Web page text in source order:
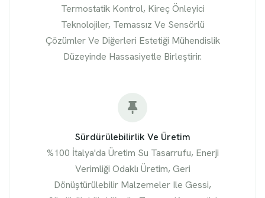
Termostatik Kontrol, Kireç Önleyici
Teknolojiler, Temassız Ve Sensörlü
Çözümler Ve Diğerleri Estetiği Mühendislik
Düzeyinde Hassasiyetle Birleştirir.
Sürdürülebilirlik Ve Üretim
%100 İtalya'da Üretim Su Tasarrufu, Enerji
Verimliği Odaklı Üretim, Geri
Dönüştürülebilir Malzemeler Ile Gessi,